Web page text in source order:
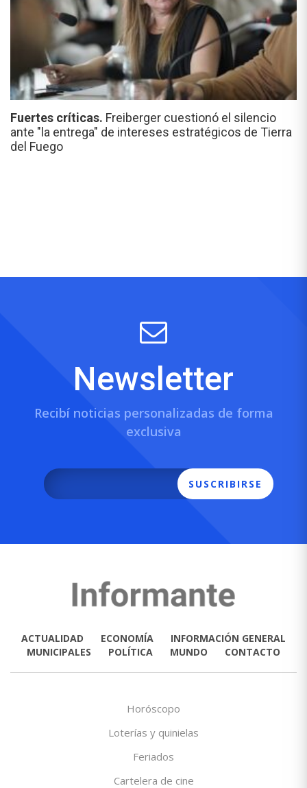
Fuertes críticas. Freiberger cuestionó el silencio
ante "la entrega" de intereses estratégicos de Tierra
del Fuego
Newsletter
Recibí noticias personalizadas de forma
exclusiva
SUSCRIBIRSE
ACTUALIDAD ECONOMÍA
INFORMACIÓN GENERAL
MUNICIPALES
POLÍTICA MUNDO CONTACTO
Horóscopo
Loterías y quinielas
Feriados
Cartelera de cine